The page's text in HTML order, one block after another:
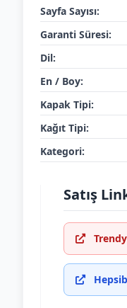
Sayfa Sayısı:
Garanti Süresi:
Dil:
En / Boy:
Kapak Tipi:
Kağıt Tipi:
Kategori:
Satış